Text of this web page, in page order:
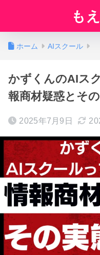
も
ホーム AIスクール
かずくんのAIス
報商材疑惑とそ
2025年7月9日